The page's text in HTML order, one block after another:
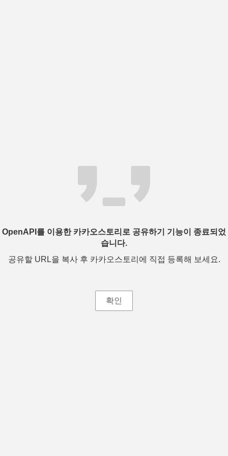
OpenAPI를 이용한 카카오스토리로 공유하기 기능이 종료되었
습니다.
공유할 URL을 복사 후 카카오스토리에 직접 등록해 보세요.
확인